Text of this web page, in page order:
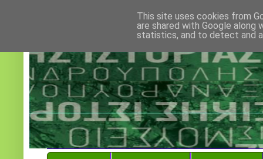
This site uses cookies from
are shared with Google
statistics, and to detect and